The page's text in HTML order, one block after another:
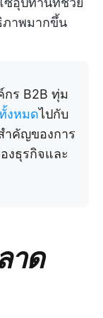
ภาพมากขึ้น
กร B2B ทุ่ม
งหมดไปกับ
ำคัญของการ
งธุรกิจและ
าด